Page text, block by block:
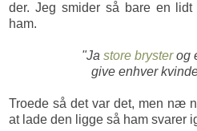
der. Jeg smider så bare en
ham.
"Ja store brysterog
give enhver
Troede så det var det, men næ
at lade den ligge så ham svarer